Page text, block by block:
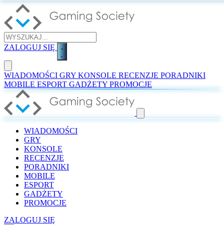
ZALOGUJ SIĘ
WIADOMOŚCI GRY KONSOLE RECENZJE PORADNIKI
MOBILE ESPORT GADŻETY PROMOCJE
WIADOMOŚCI
GRY
KONSOLE
RECENZJE
PORADNIKI
MOBILE
ESPORT
GADŻETY
PROMOCJE
ZALOGUJ SIĘ